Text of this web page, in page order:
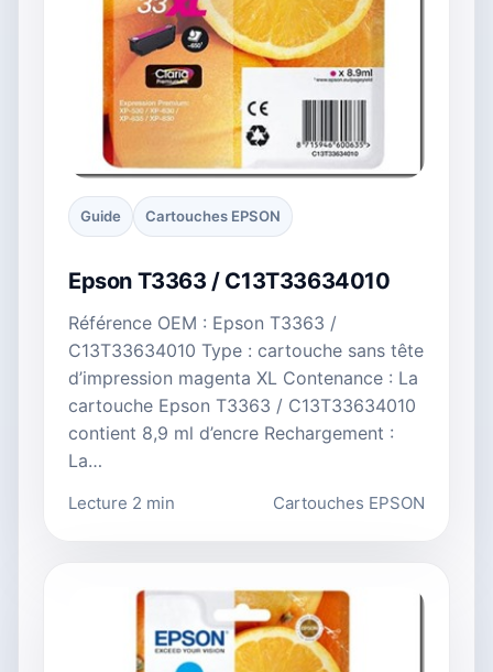
Guide Cartouches EPSON
Epson T3363 / C13T33634010
Référence OEM : Epson T3363 /
C13T33634010 Type : cartouche sans tête
d’impression magenta XL Contenance : La
cartouche Epson T3363 / C13T33634010
contient 8,9 ml d’encre Rechargement :
La…
Lecture 2 min Cartouches EPSON